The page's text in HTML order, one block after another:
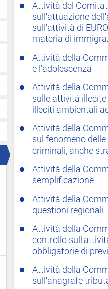
Attività del
sull'attuazione
sull'attività di
materia di
Attività della
e l'adolescenza
Attività della
sulle attività
illeciti ambientali
Attività della
sul fenomeno
criminali, anche
Attività della
semplificazione
Attività della
questioni regionali
Attività della
controllo
obbligatorie di
Attività della
sull'anagrafe